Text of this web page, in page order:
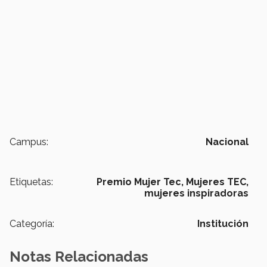
Campus: Nacional
Etiquetas: Premio Mujer Tec, Mujeres TEC,
mujeres inspiradoras
Categoría: Institución
Notas Relacionadas